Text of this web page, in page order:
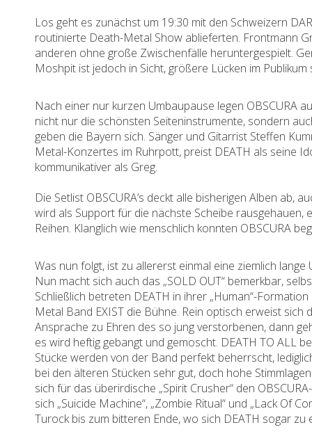
Los geht es zunächst um 19:30 mit den Schweizern
routinierte Death-Metal Show ablieferten. Frontmann
anderen ohne große Zwischenfälle heruntergespielt.
Moshpit ist jedoch in Sicht, größere Lücken im
Nach einer nur kurzen Umbaupause legen OBSCURA
nicht nur die schönsten Seiteninstrumente, sondern
geben die Bayern sich. Sänger und Gitarrist Steffen
Metal-Konzertes im Ruhrpott, preist DEATH als seine
kommunikativer als Greg.
Die Setlist OBSCURA’s deckt alle bisherigen Alben ab,
wird als Support für die nächste Scheibe
Reihen. Klanglich wie menschlich konnten OBSCURA
Was nun folgt, ist zu allererst einmal eine ziemlich
Nun macht sich auch das „SOLD OUT“ bemerkbar,
Schließlich betreten DEATH in ihrer „Human“-
Metal Band EXIST die Bühne. Rein optisch erweist
Ansprache zu Ehren des so jung verstorbenen, dann
es wird heftig gebangt und gemoscht. DEATH TO ALL
Stücke werden von der Band perfekt beherrscht,
bei den älteren Stücken sehr gut, doch hohe
sich für das überirdische „Spirit Crusher“ den
sich „Suicide Machine“, „Zombie Ritual“ und „Lack Of
Turock bis zum bitteren Ende, wo sich DEATH sogar